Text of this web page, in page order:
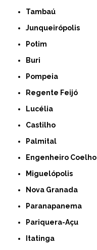
Tambaú
Junqueirópolis
Potim
Buri
Pompeia
Regente Feijó
Lucélia
Castilho
Palmital
Engenheiro Coelho
Miguelópolis
Nova Granada
Paranapanema
Pariquera-Açu
Itatinga